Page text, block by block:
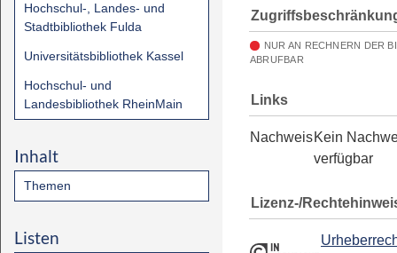
Hochschul-, Landes- und
Stadtbibliothek Fulda
Universitätsbibliothek Kassel
Hochschul- und
Landesbibliothek RheinMain
Inhalt
Themen
Listen
NUR AN RECHNERN DER
ABRUFBAR
Links
NachweisKein
verfügbar
Lizenz-/